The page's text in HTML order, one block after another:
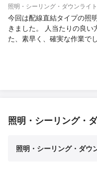
照明・シーリング・ダウンライ
今回は配線直結タイプの照
きました。 人当たりの良い方で、とても接しやすい方でした。 ま
た、素早く、確実な作業でした。 また電気工事があれ
照明・シーリング・
照明・シーリング・ダウ